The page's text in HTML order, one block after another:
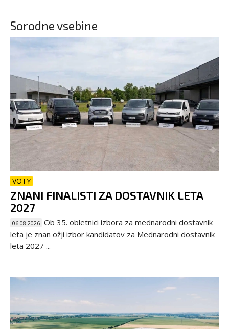
Sorodne vsebine
VOTY
ZNANI FINALISTI ZA DOSTAVNIK LETA
2027
06.08.2026 Ob 35. obletnici izbora za mednarodni dostavnik
leta je znan ožji izbor kandidatov za Mednarodni dostavnik
leta 2027 ...